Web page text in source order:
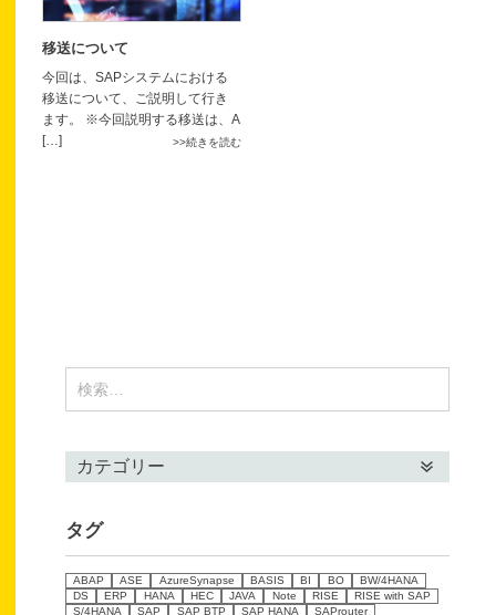
移送について
今回は、SAPシステムにおける
移送について、ご説明して行き
ます。 ※今回説明する移送は、A
[…]
続きを読む
タグ
ABAP ASE AzureSynapse BASIS BI BO
BW/4HANA
DS
ERP HANA HEC JAVA Note RISE
RISE with SAP
S/4HANA
SAP SAP BTP SAP HANA
SAProuter